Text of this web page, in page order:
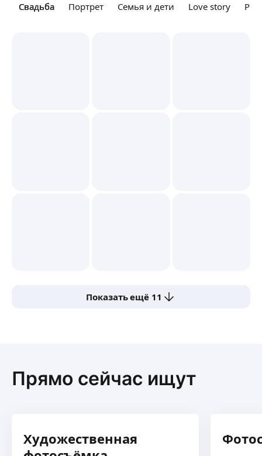
Свадьба
Свадьба Портрет Семья и дети Love story
Показать ещё 11
Прямо сейчас ищут
Художественная